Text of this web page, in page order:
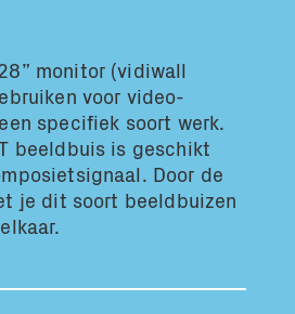
is leeg
Totaal gewicht:
monitor (vidiwall
voor video-
specifiek soort werk.
beeldbuis is geschikt
Door de
je dit soort beeldbuizen